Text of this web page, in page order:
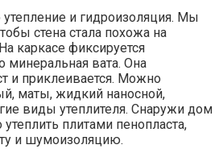
и гидроизоляция. Мы
стена стала похожа на
каркасе фиксируется
минеральная вата. Она
и приклеивается. Можно
маты, жидкий наносной,
виды утеплителя. Снаружи дом
плитами пенопласта,
и шумоизоляцию.